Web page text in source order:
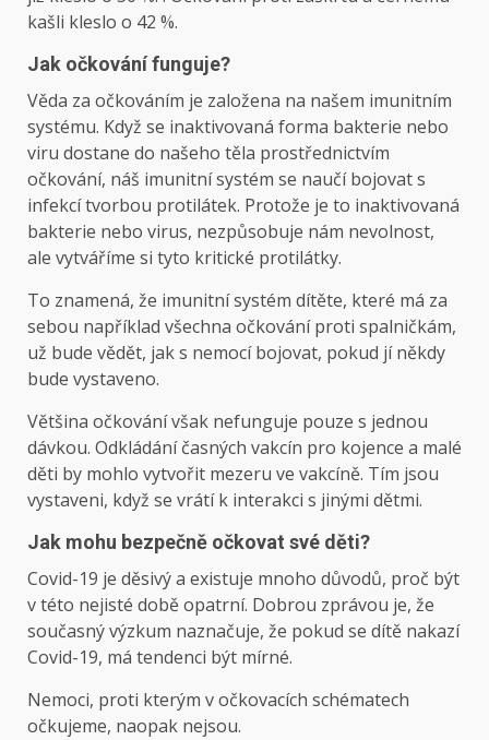
kašli kleslo o 42 %.
Jak očkování funguje?
Věda za očkováním je založena na našem imunitním
systému. Když se inaktivovaná forma bakterie nebo
viru dostane do našeho těla prostřednictvím
očkování, náš imunitní systém se naučí bojovat s
infekcí tvorbou protilátek. Protože je to inaktivovaná
bakterie nebo virus, nezpůsobuje nám nevolnost,
ale vytváříme si tyto kritické protilátky.
To znamená, že imunitní systém dítěte, které má za
sebou například všechna očkování proti spalničkám,
už bude vědět, jak s nemocí bojovat, pokud jí někdy
bude vystaveno.
Většina očkování však nefunguje pouze s jednou
dávkou. Odkládání časných vakcín pro kojence a malé
děti by mohlo vytvořit mezeru ve vakcíně. Tím jsou
vystaveni, když se vrátí k interakci s jinými dětmi.
Jak mohu bezpečně očkovat své děti?
Covid-19 je děsivý a existuje mnoho důvodů, proč být
v této nejisté době opatrní. Dobrou zprávou je, že
současný výzkum naznačuje, že pokud se dítě nakazí
Covid-19, má tendenci být mírné.
Nemoci, proti kterým v očkovacích schématech
očkujeme, naopak nejsou.